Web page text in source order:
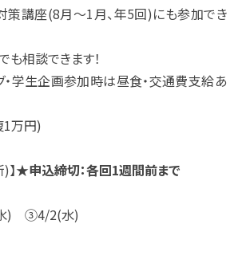
講座(8月～1月、年5回)にも参加でき
も相談できます！
・学生企画参加時は昼食・交通費支給あ
1万円)
★申込締切：各回1週間前まで
) ③4/2(水)